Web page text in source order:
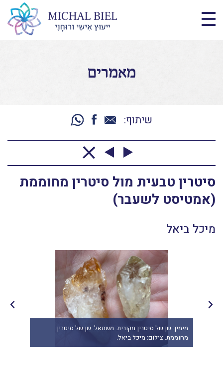
מאמרים
שיתוף:
סיטרין טבעית מול סיטרין מחוממת
(אמטיסט לשעבר)
מיכל ביאל
מימין: שן של סיטרין מקורית. משמאל: שן של סיטרין
מחוממת. צילום: מיכל ביאל.